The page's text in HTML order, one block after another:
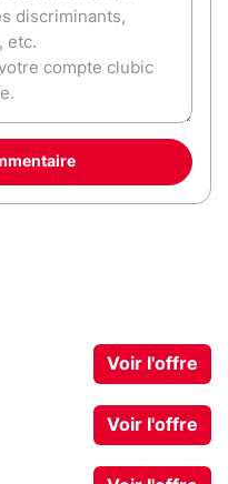
Voir l'offre
Voir l'offre